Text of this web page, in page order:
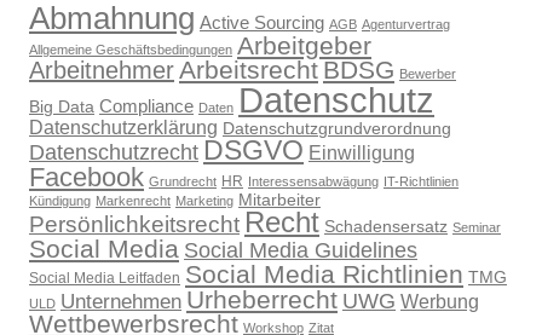
Abmahnung Active Sourcing AGB Agenturvertrag
Allgemeine Geschäftsbedingungen Arbeitgeber
ArbeitnehmerArbeitsrecht BDSG Bewerber
Big Data Compliance Daten Datenschutz
Datenschutzerklärung Datenschutzgrundverordnung
Datenschutzrecht DSGVO Einwilligung
Facebook Grundrecht HR Interessensabwägung IT-Richtlinien
Kündigung Markenrecht Marketing Mitarbeiter
Persönlichkeitsrecht Recht Schadensersatz Seminar
Social Media Social Media Guidelines
Social Media Leitfaden Social Media Richtlinien TMG
ULD Unternehmen Urheberrecht UWG Werbung
Wettbewerbsrecht Workshop Zitat